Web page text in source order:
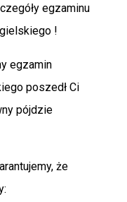
egzaminu
!
egzamin
poszedł Ci
pójdzie
że